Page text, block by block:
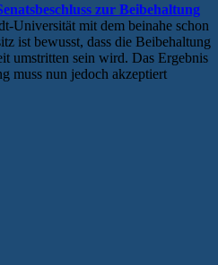
zur Beibehaltung
Universität mit dem beinahe schon
ist bewusst, dass die Beibehaltung
umstritten sein wird. Das Ergebnis
muss nun jedoch akzeptiert